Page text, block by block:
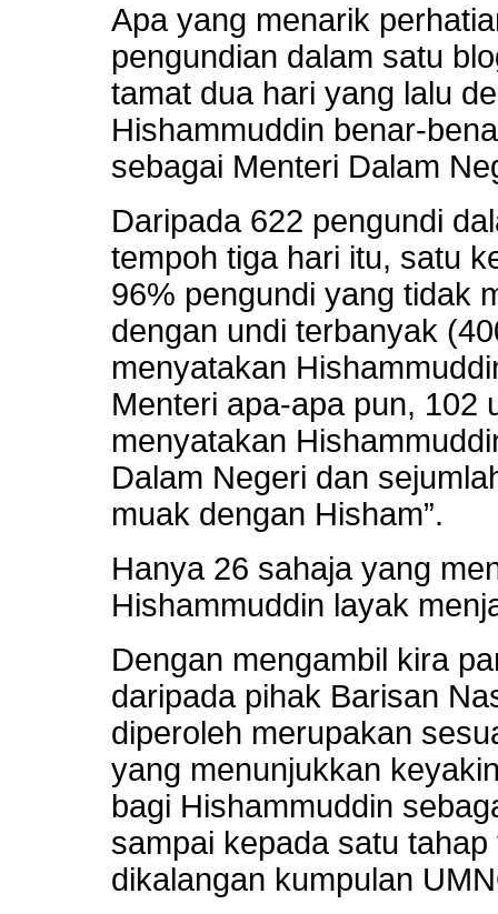
Apa yang menarik
pengundian dalam satu
tamat dua hari yang lalu
Hishammuddin benar-
sebagai Menteri Dalam
Daripada 622 pengundi
tempoh tiga hari itu, satu
96% pengundi yang tidak
dengan undi terbanyak
menyatakan
Menteri apa-apa pun, 102
menyatakan
Dalam Negeri dan
muak dengan Hisham”.
Hanya 26 sahaja yang
Hishammuddin layak
Dengan mengambil kira
daripada pihak Barisan
diperoleh merupakan
yang menunjukkan
bagi Hishammuddin
sampai kepada satu
dikalangan kumpulan